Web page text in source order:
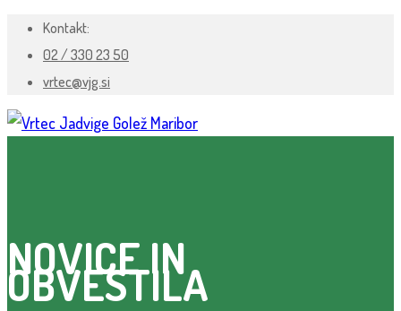
Kontakt:
02 / 330 23 50
vrtec@vjg.si
NOVICE IN
OBVESTILA